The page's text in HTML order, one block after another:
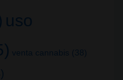
uso
venta cannabis (38)